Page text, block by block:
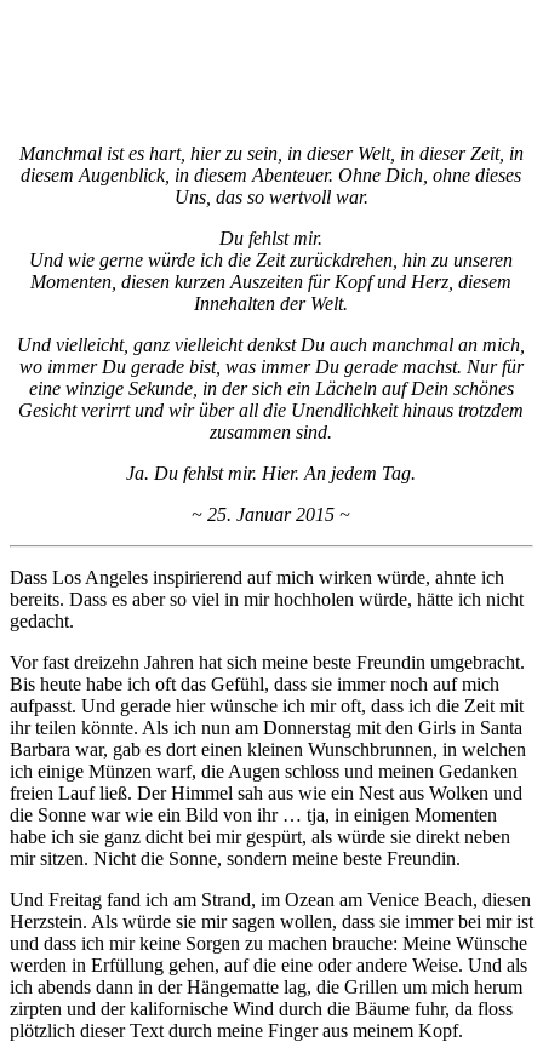
Manchmal ist es hart, hier zu sein, in dieser Welt, in dieser Zeit, in
diesem Augenblick, in diesem Abenteuer. Ohne Dich, ohne dieses
Uns, das so wertvoll war.
Du fehlst mir.
Und wie gerne würde ich die Zeit zurückdrehen, hin zu unseren
Momenten, diesen kurzen Auszeiten für Kopf und Herz, diesem
Innehalten der Welt.
Und vielleicht, ganz vielleicht denkst Du auch manchmal an mich,
wo immer Du gerade bist, was immer Du gerade machst. Nur für
eine winzige Sekunde, in der sich ein Lächeln auf Dein schönes
Gesicht verirrt und wir über all die Unendlichkeit hinaus trotzdem
zusammen sind.
Ja. Du fehlst mir. Hier. An jedem Tag.
~ 25. Januar 2015 ~
Dass Los Angeles inspirierend auf mich wirken würde, ahnte ich
bereits. Dass es aber so viel in mir hochholen würde, hätte ich nicht
gedacht.
Vor fast dreizehn Jahren hat sich meine beste Freundin umgebracht.
Bis heute habe ich oft das Gefühl, dass sie immer noch auf mich
aufpasst. Und gerade hier wünsche ich mir oft, dass ich die Zeit mit
ihr teilen könnte. Als ich nun am Donnerstag mit den Girls in Santa
Barbara war, gab es dort einen kleinen Wunschbrunnen, in welchen
ich einige Münzen warf, die Augen schloss und meinen Gedanken
freien Lauf ließ. Der Himmel sah aus wie ein Nest aus Wolken und
die Sonne war wie ein Bild von ihr … tja, in einigen Momenten
habe ich sie ganz dicht bei mir gespürt, als würde sie direkt neben
mir sitzen. Nicht die Sonne, sondern meine beste Freundin.
Und Freitag fand ich am Strand, im Ozean am Venice Beach, diesen
Herzstein. Als würde sie mir sagen wollen, dass sie immer bei mir ist
und dass ich mir keine Sorgen zu machen brauche: Meine Wünsche
werden in Erfüllung gehen, auf die eine oder andere Weise. Und als
ich abends dann in der Hängematte lag, die Grillen um mich herum
zirpten und der kalifornische Wind durch die Bäume fuhr, da floss
plötzlich dieser Text durch meine Finger aus meinem Kopf.